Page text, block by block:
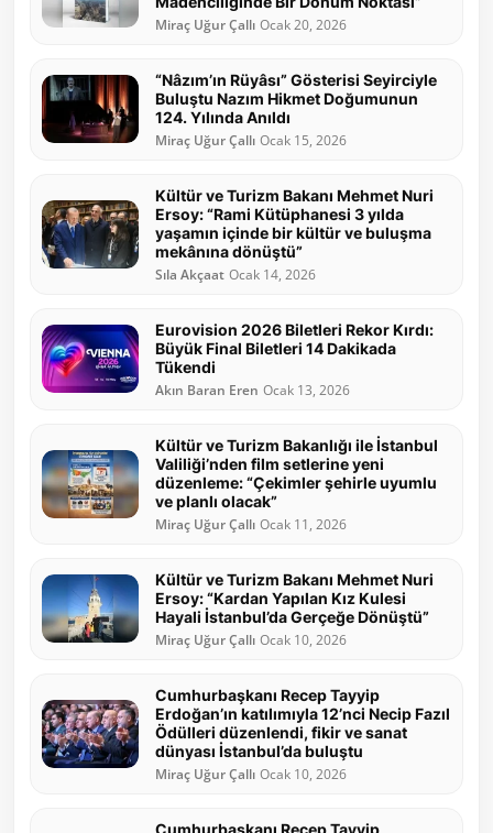
Miraç Uğur Çallı Ocak 20, 2026
“Nâzım’ın Rüyâsı” Gösterisi Seyirciyle
Buluştu Nazım Hikmet Doğumunun
124. Yılında Anıldı
Miraç Uğur Çallı Ocak 15, 2026
Kültür ve Turizm Bakanı Mehmet Nuri
Ersoy: “Rami Kütüphanesi 3 yılda
yaşamın içinde bir kültür ve buluşma
mekânına dönüştü”
Sıla Akçaat Ocak 14, 2026
Eurovision 2026 Biletleri Rekor Kırdı:
Büyük Final Biletleri 14 Dakikada
Tükendi
Akın Baran Eren Ocak 13, 2026
Kültür ve Turizm Bakanlığı ile İstanbul
Valiliği’nden film setlerine yeni
düzenleme: “Çekimler şehirle uyumlu
ve planlı olacak”
Miraç Uğur Çallı Ocak 11, 2026
Kültür ve Turizm Bakanı Mehmet Nuri
Ersoy: “Kardan Yapılan Kız Kulesi
Hayali İstanbul’da Gerçeğe Dönüştü”
Miraç Uğur Çallı Ocak 10, 2026
Cumhurbaşkanı Recep Tayyip
Erdoğan’ın katılımıyla 12’nci Necip Fazıl
Ödülleri düzenlendi, fikir ve sanat
dünyası İstanbul’da buluştu
Miraç Uğur Çallı Ocak 10, 2026
Cumhurbaşkanı Recep Tayyip